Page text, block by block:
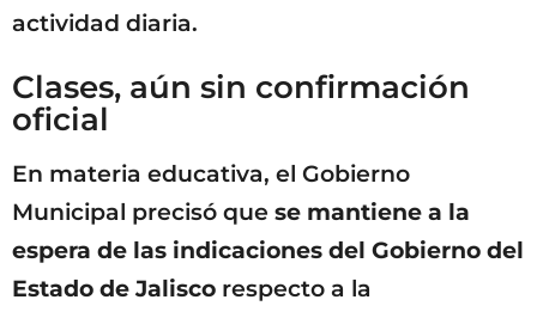
actividad diaria.
Clases, aún sin confirmación
oficial
En materia educativa, el Gobierno
Municipal precisó que se mantiene a la
espera de las indicaciones del Gobierno del
Estado de Jalisco respecto a la